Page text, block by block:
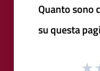
Quanto sono
su questa